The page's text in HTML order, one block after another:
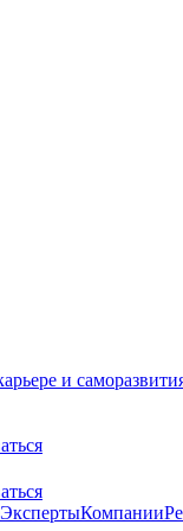
и
ЭкспертыКомпании